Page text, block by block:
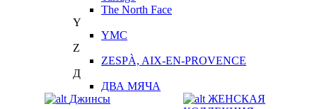
The North Face
Y
YMC
Z
ZESPÀ, AIX-EN-PROVENCE
Д
ДВА МЯЧА
Джинсы
ЖЕНСКАЯ